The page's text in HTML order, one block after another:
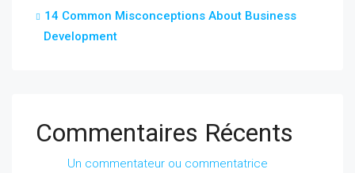
14 Common Misconceptions About Business
Development
Commentaires Récents
Un commentateur ou commentatrice